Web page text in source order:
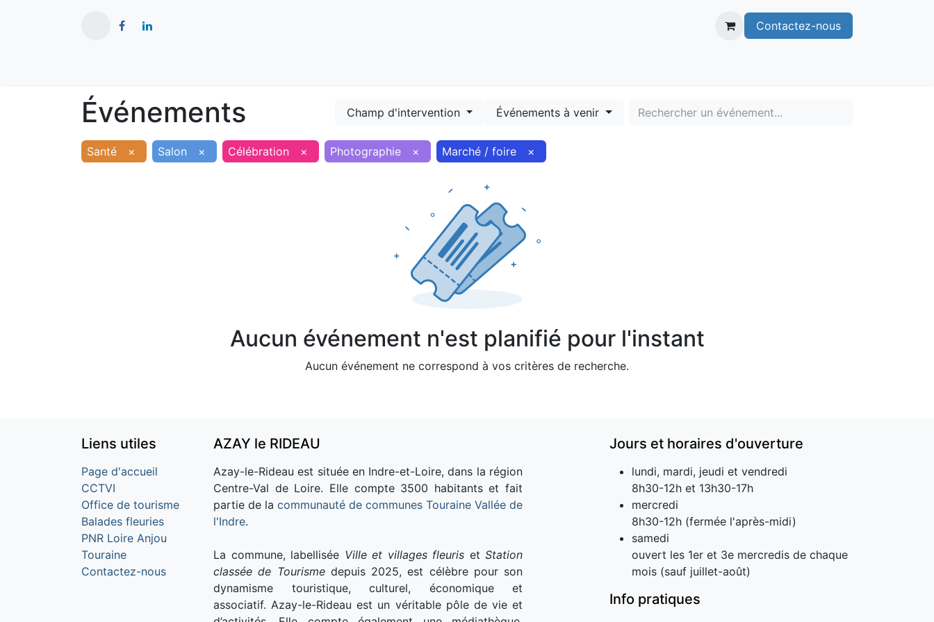
Contactez-nous
Événements Champ d'intervention Événements à venir
Santé × Salon × Célébration × Photographie × Marché / foire ×
Aucun événement n'est planifié pour l'instant
Aucun événement ne correspond à vos critères de recherche.
Liens utiles
Page d'accueil
CCTVI
Office de tourisme
Balades fleuries
PNR Loire Anjou
Touraine
Contactez-nous
AZAY le RIDEAU
Azay-le-Rideau est située en Indre-et-Loire, dans la région
Centre-Val de Loire. Elle compte 3500 habitants et fait
partie de la communauté de communes Touraine Vallée de
l'Indre.
La commune, labellisée Ville et villages fleuris et Station
classée de Tourismedepuis 2025, est célèbre pour son
dynamisme touristique, culturel, économique et
associatif. Azay-le-Rideau est un véritable pôle de vie et
Jours et horaires d'ouverture
lundi, mardi, jeudi et vendredi
8h30-12h et 13h30-17h
mercredi
8h30-12h (fermée l'après-midi)
samedi
ouvert les 1er et 3e mercredis de chaque
mois (sauf juillet-août)
Info pratiques